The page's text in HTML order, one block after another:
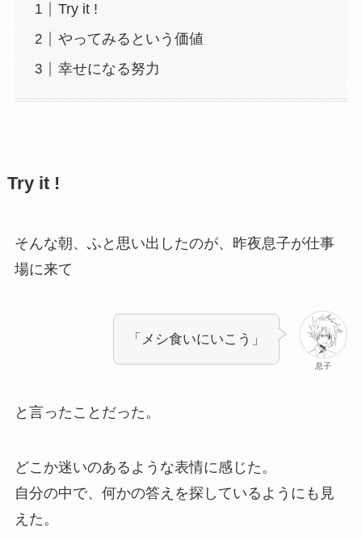
Try it !
やってみるという価値
幸せになる努力
Try it !
そんな朝、ふと思い出したのが、昨夜息子が仕事
場に来て
息子
「メシ食いにいこう」
と言ったことだった。
どこか迷いのあるような表情に感じた。
自分の中で、何かの答えを探しているようにも見
えた。